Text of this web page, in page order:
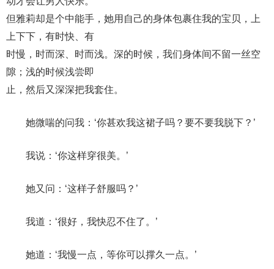
但雅莉却是个中能手，她用自己的身体包裹住我的宝贝，上
上下下，有时快、有
时慢，时而深、时而浅。深的时候，我们身体间不留一丝空
隙；浅的时候浅尝即
止，然后又深深把我套住。
她微喘的问我：‘你甚欢我这裙子吗？要不要我脱下？’
我说：‘你这样穿很美。’
她又问：‘这样子舒服吗？’
我道：‘很好，我快忍不住了。’
她道：‘我慢一点，等你可以撑久一点。’